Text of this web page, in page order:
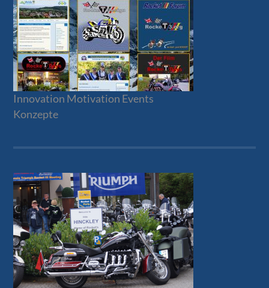
Innovation Motivation Events
Konzepte